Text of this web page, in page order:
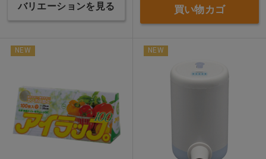
バリエーションを見る 買い物カゴ
NEW NEW